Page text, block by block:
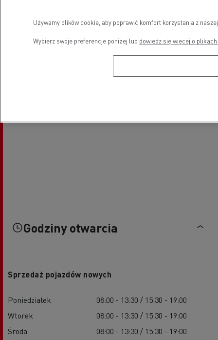
Godziny otwarcia
Sprzedaż pojazdów nowych
Poniedziałek
08:00 - 13:30 / 15:30 - 19:00
Wtorek
08:00 - 13:30 / 15:30 - 19:00
Środa
08:00 - 13:30 / 15:30 - 19:00
Używamy plików cookie, aby poprawić komfort korzystania z
Wybierz swoje preferencje poniżej lub dowiedz się więcej o